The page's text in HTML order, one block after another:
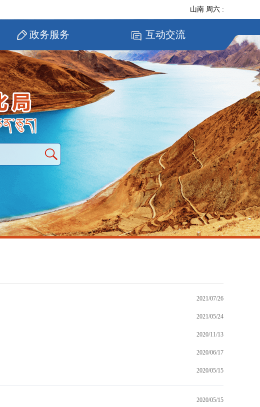
山南 周六 :
政务服务 互动交流
2021/07/26
2021/05/24
2020/11/13
2020/06/17
2020/05/15
2020/05/15